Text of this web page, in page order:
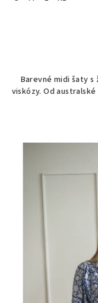
Barevné midi šaty s
viskózy. Od